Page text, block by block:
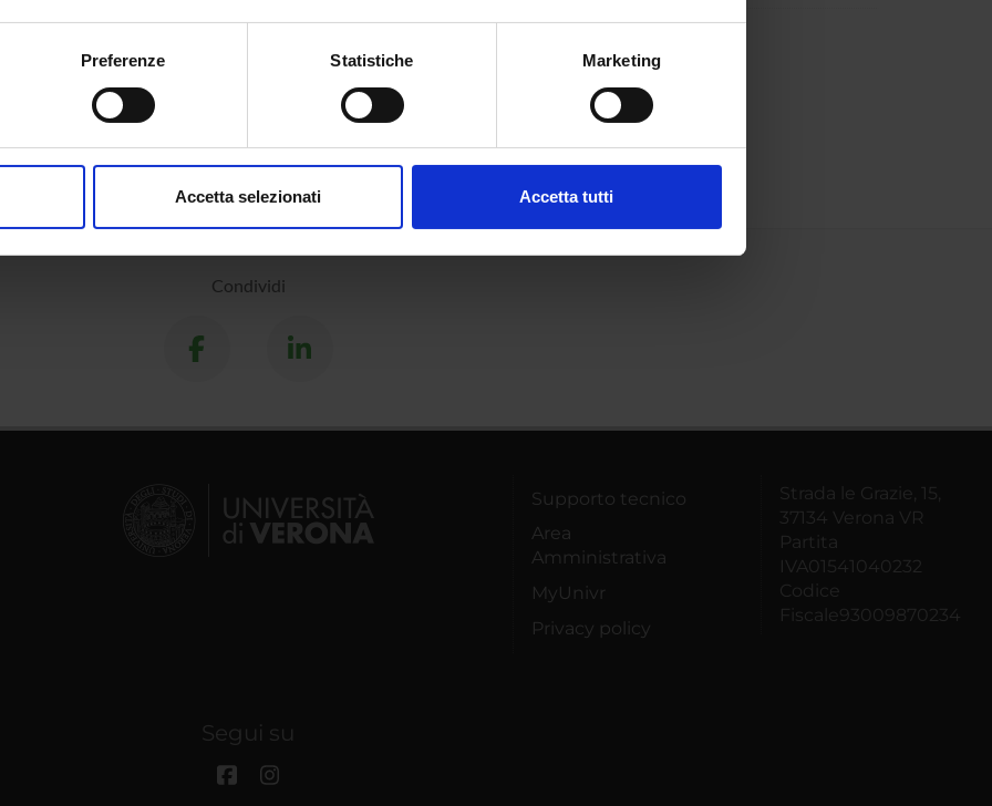
anche:
sulla tua posizione geografica, con un'approssimazione di qualche metro,
in qualsiasi momento dalla Dichiarazione sui cookie.
Preferenze Statistiche Marketing
Accetta selezionati Accetta tutti
Componente
Maria Bossi Componente
Andrea Vettori Componente
Condividi
Supporto tecnico
Area
Amministrativa
MyUnivr
Privacy policy
Strada le Grazie, 15,
37134 Verona VR
Partita
IVA01541040232
Codice
Fiscale93009870234
Segui su